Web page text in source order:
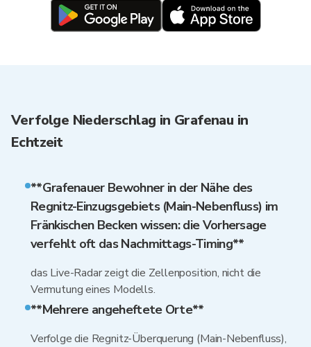
Verfolge Niederschlag in Grafenau in
Echtzeit
**Grafenauer Bewohner in der Nähe des
Regnitz-Einzugsgebiets (Main-Nebenfluss) im
Fränkischen Becken wissen: die Vorhersage
verfehlt oft das Nachmittags-Timing**
das Live-Radar zeigt die Zellenposition, nicht die
Vermutung eines Modells.
**Mehrere angeheftete Orte**
Verfolge die Regnitz-Überquerung (Main-Nebenfluss),